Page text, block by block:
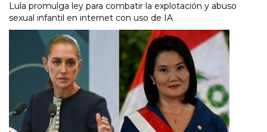
Lula promulga ley para combatir la explotación y abuso
sexual infantil en internet con uso de IA